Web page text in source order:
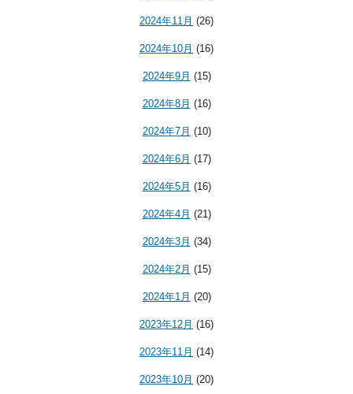
2024年11月 (26)
2024年10月 (16)
2024年9月 (15)
2024年8月 (16)
2024年7月 (10)
2024年6月 (17)
2024年5月 (16)
2024年4月 (21)
2024年3月 (34)
2024年2月 (15)
2024年1月 (20)
2023年12月 (16)
2023年11月 (14)
2023年10月 (20)